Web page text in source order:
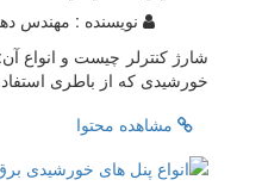
نویسنده : مهندس
شارژ کنترلر چیست و انواع
خورشیدی که از باطری
مشاهده محتوا